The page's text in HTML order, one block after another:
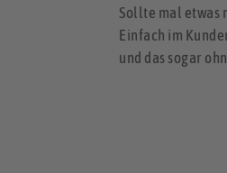
Sollte mal etwas
Einfach im
und das sogar